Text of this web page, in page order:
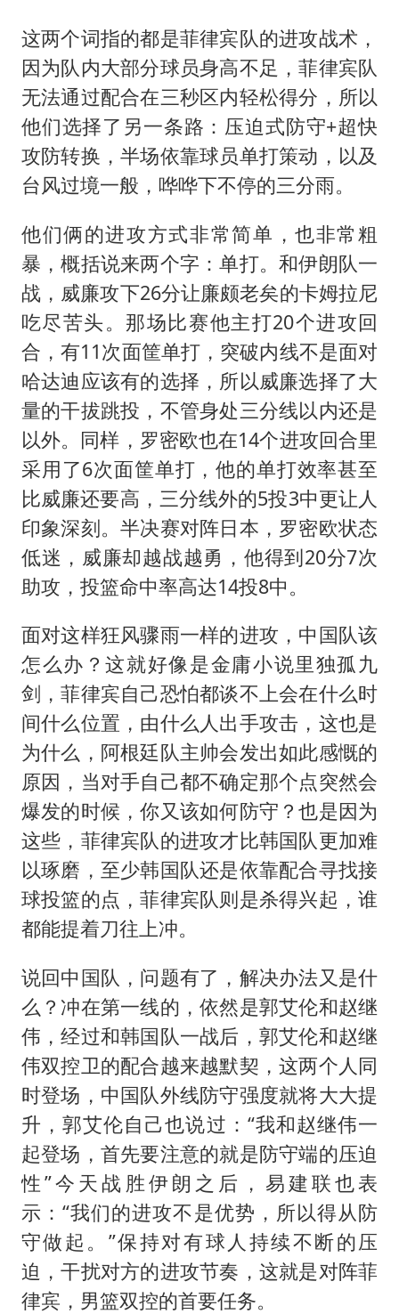
这两个词指的都是菲律宾队的进攻战术，
因为队内大部分球员身高不足，菲律宾队
无法通过配合在三秒区内轻松得分，所以
他们选择了另一条路：压迫式防守+超快
攻防转换，半场依靠球员单打策动，以及
台风过境一般，哗哗下不停的三分雨。
他们俩的进攻方式非常简单，也非常粗
暴，概括说来两个字：单打。和伊朗队一
战，威廉攻下26分让廉颇老矣的卡姆拉尼
吃尽苦头。那场比赛他主打20个进攻回
合，有11次面筐单打，突破内线不是面对
哈达迪应该有的选择，所以威廉选择了大
量的干拔跳投，不管身处三分线以内还是
以外。同样，罗密欧也在14个进攻回合里
采用了6次面筐单打，他的单打效率甚至
比威廉还要高，三分线外的5投3中更让人
印象深刻。半决赛对阵日本，罗密欧状态
低迷，威廉却越战越勇，他得到20分7次
助攻，投篮命中率高达14投8中。
面对这样狂风骤雨一样的进攻，中国队该
怎么办？这就好像是金庸小说里独孤九
剑，菲律宾自己恐怕都谈不上会在什么时
间什么位置，由什么人出手攻击，这也是
为什么，阿根廷队主帅会发出如此感慨的
原因，当对手自己都不确定那个点突然会
爆发的时候，你又该如何防守？也是因为
这些，菲律宾队的进攻才比韩国队更加难
以琢磨，至少韩国队还是依靠配合寻找接
球投篮的点，菲律宾队则是杀得兴起，谁
都能提着刀往上冲。
说回中国队，问题有了，解决办法又是什
么？冲在第一线的，依然是郭艾伦和赵继
伟，经过和韩国队一战后，郭艾伦和赵继
伟双控卫的配合越来越默契，这两个人同
时登场，中国队外线防守强度就将大大提
升，郭艾伦自己也说过：“我和赵继伟一
起登场，首先要注意的就是防守端的压迫
性”今天战胜伊朗之后，易建联也表
示：“我们的进攻不是优势，所以得从防
守做起。”保持对有球人持续不断的压
迫，干扰对方的进攻节奏，这就是对阵菲
律宾，男篮双控的首要任务。